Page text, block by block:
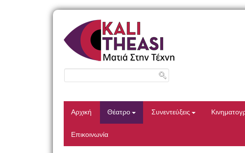
Αρχική Θέατρο Συνεντεύξεις
Επικοινωνία